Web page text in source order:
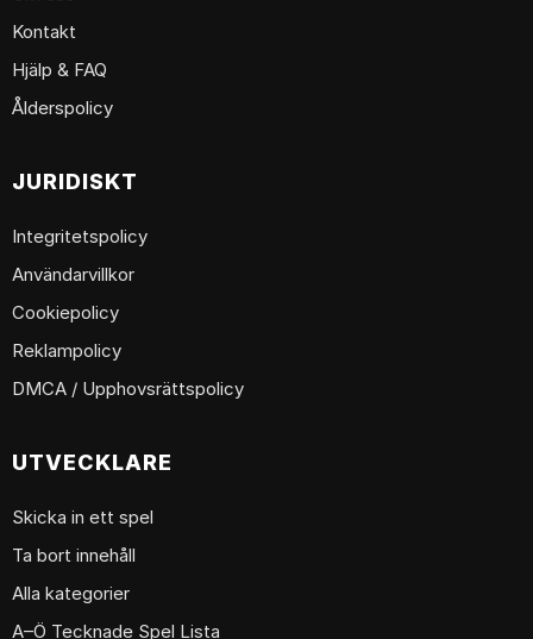
Kontakt
Hjälp & FAQ
Ålderspolicy
JURIDISKT
Integritetspolicy
Användarvillkor
Cookiepolicy
Reklampolicy
DMCA / Upphovsrättspolicy
UTVECKLARE
Skicka in ett spel
Ta bort innehåll
Alla kategorier
A–Ö Tecknade Spel Lista